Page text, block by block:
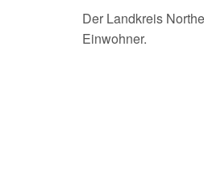
Der Landkreis
Einwohner.